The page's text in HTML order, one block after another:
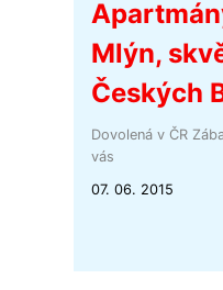
Mlýn,
Českých
Dovolená v ČR
vás
07. 06. 2015